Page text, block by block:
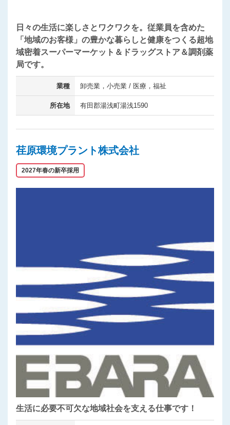
日々の生活に楽しさとワクワクを。従業員を含めた
「地域のお客様」の豊かな暮らしと健康をつくる超地
域密着スーパーマーケット＆ドラッグストア＆調剤薬
局です。
業種 卸売業，小売業 / 医療，福祉
所在地 有田郡湯浅町湯浅1590
荏原環境プラント株式会社
2027年春の新卒採用
生活に必要不可欠な地域社会を支える仕事です！